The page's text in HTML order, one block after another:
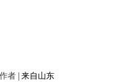
者 来自山东